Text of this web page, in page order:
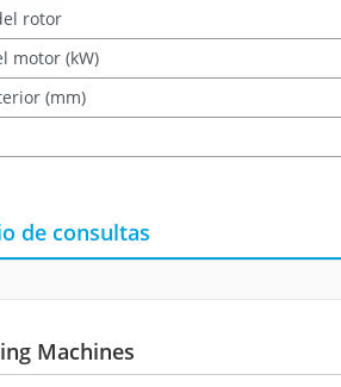
rotor
motor (kW)
(mm)
de consultas
Machines